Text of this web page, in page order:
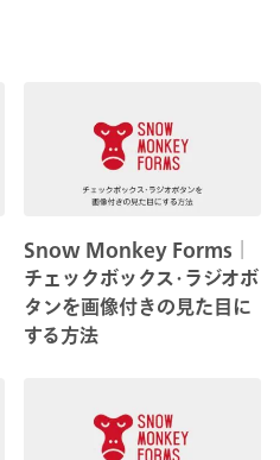
Snow Monkey Forms│
チェックボックス･ラジオボ
タンを画像付きの見た目に
する方法